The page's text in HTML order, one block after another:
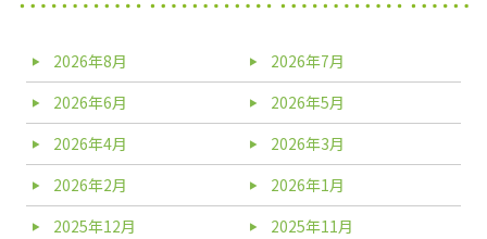
2026年8月
2026年7月
2026年6月
2026年5月
2026年4月
2026年3月
2026年2月
2026年1月
2025年12月
2025年11月